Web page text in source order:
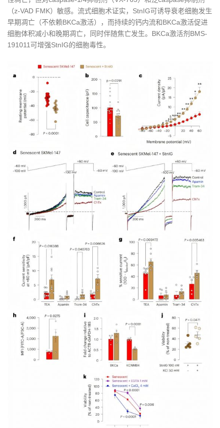
（z-VAD FMK）敏感。流式细胞术证实，StnIG可诱导衰老细胞发生
早期凋亡（不依赖BKCa激活），而持续的钙内流和BKCa激活促进
细胞体积减小和晚期凋亡，同时伴随焦亡发生。BKCa激活剂BMS-
191011可增强StnIG的细胞毒性。